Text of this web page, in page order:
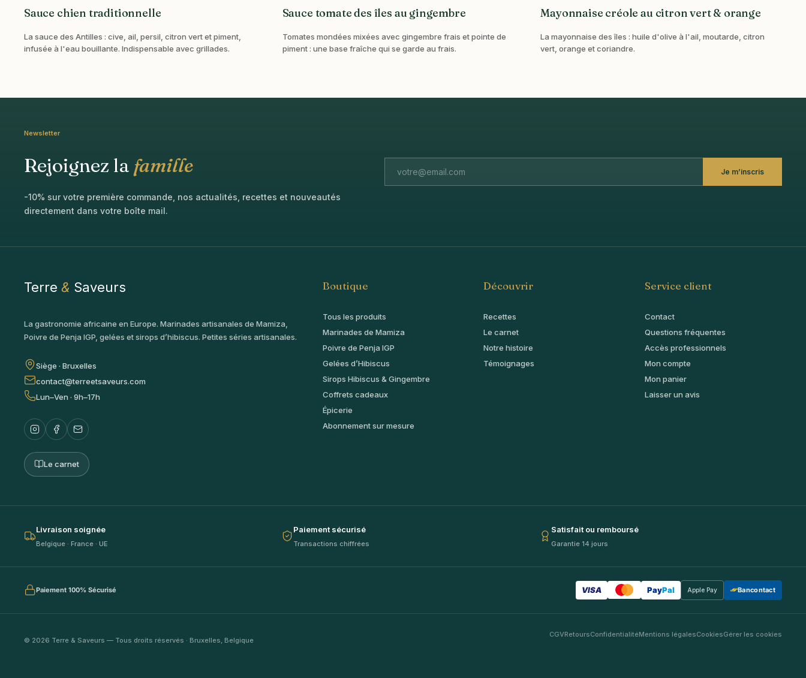
Sauce chien traditionnelle
La sauce des Antilles : cive, ail, persil, citron vert et piment,
infusée à l'eau bouillante. Indispensable avec grillades.
Sauce tomate des îles au gingembre
Tomates mondées mixées avec gingembre frais et pointe de
piment : une base fraîche qui se garde au frais.
Mayonnaise créole au citron vert & orange
La mayonnaise des îles : huile d'olive à l'ail, moutarde, citron
vert, orange et coriandre.
Newsletter
Rejoignez la famille
-10% sur votre première commande, nos actualités, recettes et nouveautés
directement dans votre boîte mail.
Je m’inscris
Terre & Saveurs
La gastronomie africaine en Europe. Marinades artisanales de Mamiza,
Poivre de Penja IGP, gelées et sirops d’hibiscus. Petites séries artisanales.
Siège · Bruxelles
contact@terreetsaveurs.com
Lun–Ven · 9h–17h
Le carnet
Boutique
Tous les produits
Marinades de Mamiza
Poivre de Penja IGP
Gelées d’Hibiscus
Sirops Hibiscus & Gingembre
Coffrets cadeaux
Épicerie
Abonnement sur mesure
Découvrir
Recettes
Le carnet
Notre histoire
Témoignages
Service client
Contact
Questions fréquentes
Accès professionnels
Mon compte
Mon panier
Laisser un avis
Livraison soignée
Belgique · France · UE
Paiement sécurisé
Transactions chiffrées
Satisfait ou remboursé
Garantie 14 jours
Paiement 100% Sécurisé VISA PayPal Apple Pay Bancontact
© 2026 Terre & Saveurs — Tous droits réservés · Bruxelles, Belgique
CGVRetoursConfidentialitéMentions légalesCookiesGérer les cookies